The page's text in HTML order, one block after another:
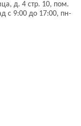
д. 4 стр. 10, пом.
с 9:00 до 17:00, пн-